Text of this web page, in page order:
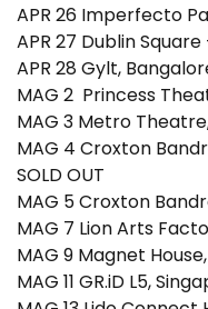
APR 26 Imperfecto
APR 27 Dublin
APR 28 Gylt,
MAG 2 Princess
MAG 3 Metro
MAG 4 Croxton
SOLD OUT
MAG 5 Croxton
MAG 7 Lion Arts
MAG 9 Magnet
MAG 11 GR.iD L5,